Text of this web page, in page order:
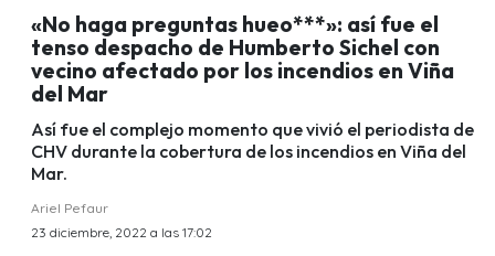
«No haga preguntas hueo***»: así fue el
tenso despacho de Humberto Sichel con
vecino afectado por los incendios en Viña
del Mar
Así fue el complejo momento que vivió el periodista de
CHV durante la cobertura de los incendios en Viña del
Mar.
Ariel Pefaur
23 diciembre, 2022 a las 17:02